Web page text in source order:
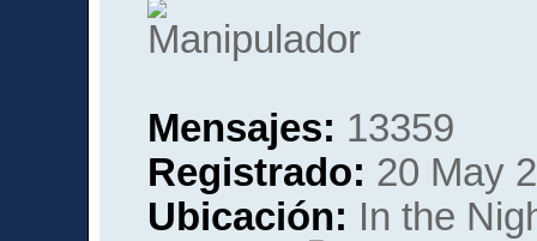
Mensajes: 13359
Registrado: 20 May
Ubicación: In the